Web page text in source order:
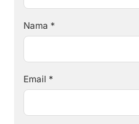
Nama *
Email *